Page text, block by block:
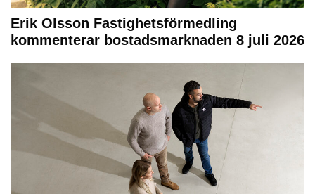
Erik Olsson Fastighetsförmedling
kommenterar bostadsmarknaden 8 juli 2026